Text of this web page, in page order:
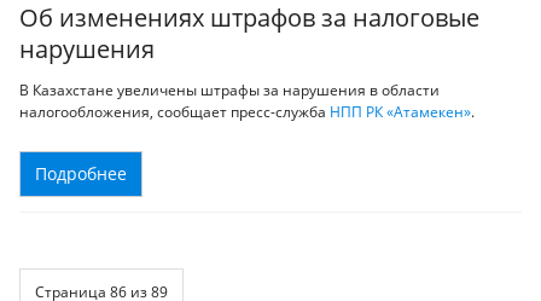
Об изменениях штрафов за налоговые
нарушения
В Казахстане увеличены штрафы за нарушения в области
налогообложения, сообщает пресс-служба НПП РК «Атамекен».
Подробнее
Страница 86 из 89